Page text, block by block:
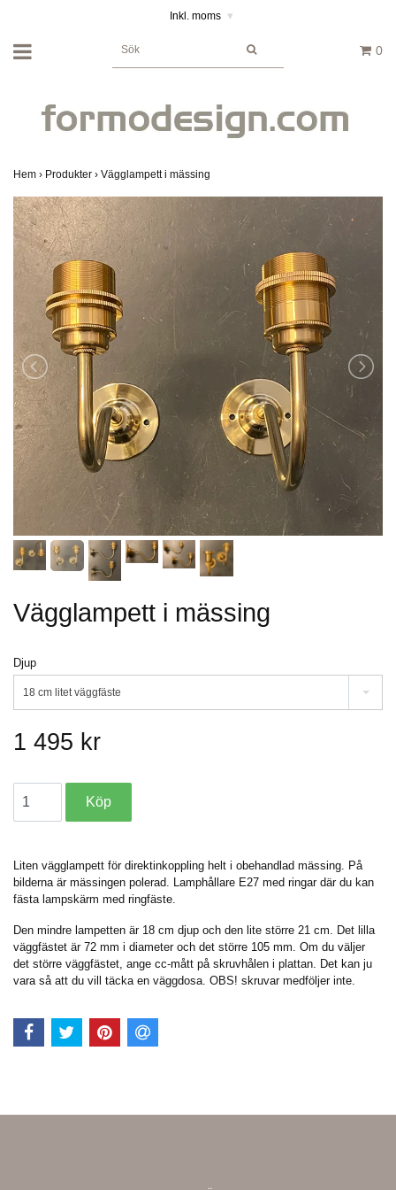
Inkl. moms ▾
0
Hem › Produkter › Vägglampett i mässing
Vägglampett i mässing
Djup
18 cm litet väggfäste
1 495 kr
Liten vägglampett för direktinkoppling helt i obehandlad mässing. På
bilderna är mässingen polerad. Lamphållare E27 med ringar där du kan
fästa lampskärm med ringfäste.
Den mindre lampetten är 18 cm djup och den lite större 21 cm. Det lilla
väggfästet är 72 mm i diameter och det större 105 mm. Om du väljer
det större väggfästet, ange cc-mått på skruvhålen i plattan. Det kan ju
vara så att du vill täcka en väggdosa. OBS! skruvar medföljer inte.